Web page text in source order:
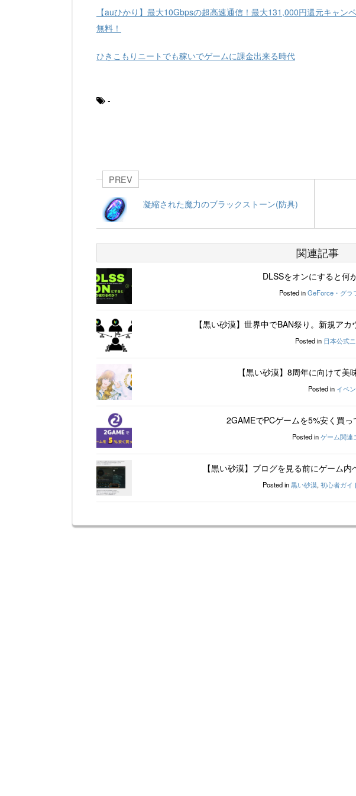
【auひかり】最大10Gbpsの超高速通信！最大131,000円還元キャン
無料！
ひきこもりニートでも稼いでゲームに課金出来る時代
-
PREV
凝縮された魔力のブラックストーン(防具)
関連記事
DLSSをオンにすると何
Posted inGeForce・グラ
【黒い砂漠】世界中でBAN祭り。新規ア
Posted in 日本公式
【黒い砂漠】8周年に向けて美
Posted in イベ
2GAMEでPCゲームを5%安く買っ
Posted inゲーム関連
【黒い砂漠】ブログを見る前にゲーム
Posted in黒い砂漠, 初心者ガイ